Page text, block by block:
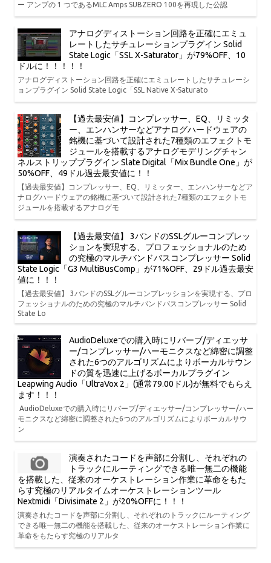
ー アンプの 1 つであるMLC Amps SUBZERO 100を再現した公認
アナログディストーション回路を正確にエミュ
レートしたサチュレーションプラグイン Solid
State Logic「SSL X-Saturator」が79%OFF、10
ドルに！！！！！
アナログディストーション回路を正確にエミュレートしたサチュレーシ
ョンプラグイン Solid State Logic「SSL Native X-Saturato
【過去最安値】コンプレッサー、EQ、リミッタ
ー、エンハンサーなどアナログハードウェアの
銘機に基づいて設計された7種類のエフェクトモ
ジュールを搭載するアナログモデリングチャン
ネルストリッププラグイン Slate Digital「Mix Bundle One」が
50%OFF、49ドル過去最安値に！！
【過去最安値】コンプレッサー、EQ、リミッター、エンハンサーなどア
ナログハードウェアの銘機に基づいて設計された7種類のエフェクトモ
ジュールを搭載するアナログモ
【過去最安値】 3バンドのSSLグルーコンプレッ
ションを実現する、プロフェッショナルのため
の究極のマルチバンドバスコンプレッサー Solid
State Logic「G3 MultiBusComp」が71%OFF、29ドル過去最安
値に！！！
【過去最安値】 3バンドのSSLグルーコンプレッションを実現する、プロ
フェッショナルのための究極のマルチバンドバスコンプレッサー Solid
State Lo
AudioDeluxeでの購入時にリバーブ/ディエッサ
ー/コンプレッサー/ハーモニクスなど綿密に調整
された6つのアルゴリズムによりボーカルサウン
ドの質を迅速に上げるボーカルプラグイン
Leapwing Audio「UltraVox 2」(通常79.00ドル)が無料でもらえ
ます！！！
AudioDeluxeでの購入時にリバーブ/ディエッサー/コンプレッサー/ハー
モニクスなど綿密に調整された6つのアルゴリズムによりボーカルサウ
ン
演奏されたコードを声部に分割し、それぞれの
トラックにルーティングできる唯一無二の機能
を搭載した、従来のオーケストレーション作業に革命をもた
らす究極のリアルタイムオーケストレーションツール
Nextmidi「Divisimate 2」が20%OFFに！！！
演奏されたコードを声部に分割し、それぞれのトラックにルーティング
できる唯一無二の機能を搭載した、従来のオーケストレーション作業に
革命をもたらす究極のリアルタ